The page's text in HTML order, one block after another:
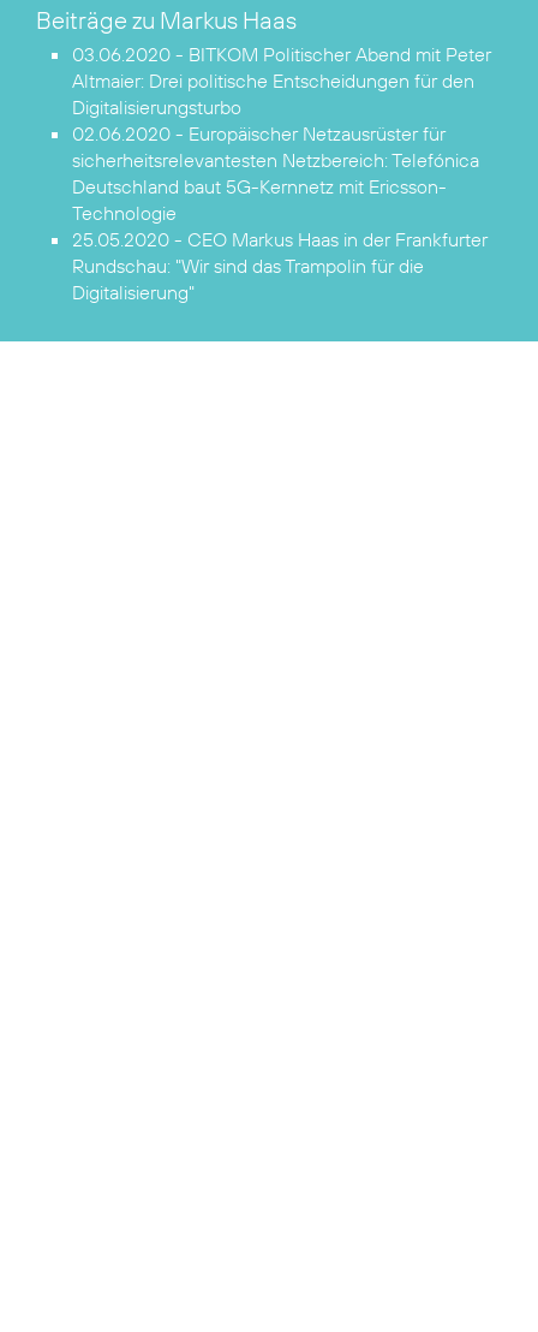
Beiträge zu Markus Haas
03.06.2020 - BITKOM Politischer Abend mit Peter
Altmaier: Drei politische Entscheidungen für den
Digitalisierungsturbo
02.06.2020 - Europäischer Netzausrüster für
sicherheitsrelevantesten Netzbereich:Telefónica
Deutschland baut 5G-Kernnetz mit Ericsson-
Technologie
25.05.2020 - CEO Markus Haas in der Frankfurter
Rundschau: "Wir sind das Trampolin für die
Digitalisierung"